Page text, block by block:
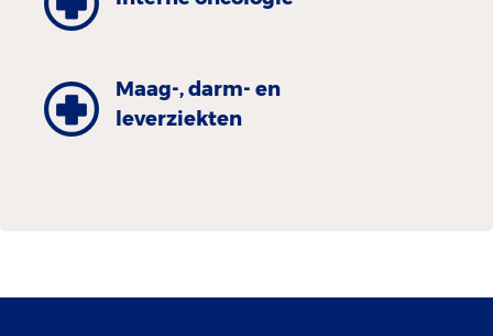
Maag-, darm- en
leverziekten